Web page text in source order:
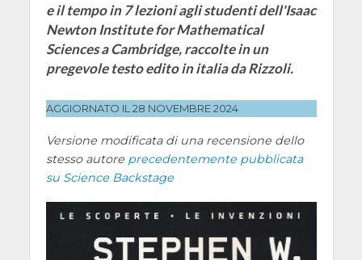
e il tempo in 7 lezioni agli studenti dell'Isaac
Newton Institute for Mathematical
Sciences a Cambridge, raccolte in un
pregevole testo edito in italia da Rizzoli.
AGGIORNATO IL 28 NOVEMBRE 2024
Versione modificata di una recensione dello
stesso autore precedentemente pubblicata
su Science Backstage